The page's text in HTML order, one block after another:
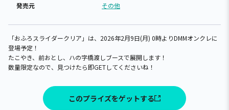
発売元 その他
「おふろスライダークリア」は、2026年2月9日(月) 0時よりDMMオンクレに
登場予定！
たこやき、前おとし、ハの字橋渡しブースで展開します！
数量限定なので、見つけたら即GETしてくださいね！
このプライズをゲットする